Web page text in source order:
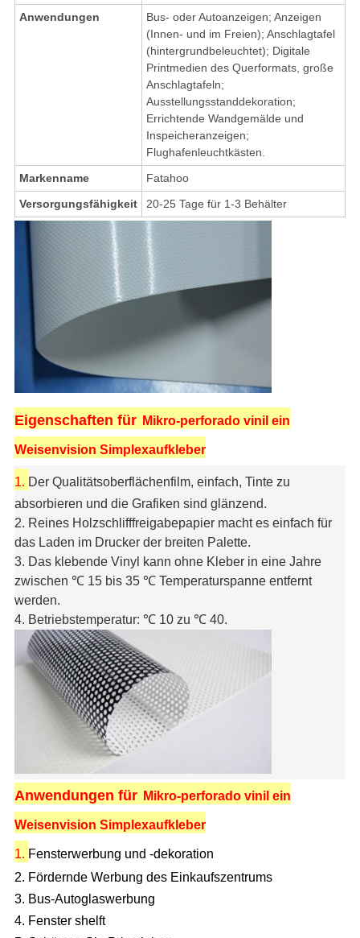
Anwendungen
Bus- oder Autoanzeigen; Anzeigen
(Innen- und im Freien); Anschlagtafel
(hintergrundbeleuchtet); Digitale
Printmedien des Querformats, große
Anschlagtafeln;
Ausstellungsstanddekoration;
Errichtende Wandgemälde und
Inspeicheranzeigen;
Flughafenleuchtkästen.
Markenname
Fatahoo
Versorgungsfähigkeit
20-25 Tage für 1-3 Behälter
Eigenschaften für Mikro-perforado vinil ein
Weisenvision Simplexaufkleber
1. Der Qualitätsoberflächenfilm, einfach, Tinte zu
absorbieren und die Grafiken sind glänzend.
2. Reines Holzschlifffreigabepapier macht es einfach für
das Laden im Drucker der breiten Palette.
3. Das klebende Vinyl kann ohne Kleber in eine Jahre
zwischen ℃ 15 bis 35 ℃ Temperaturspanne entfernt
werden.
4. Betriebstemperatur: ℃ 10 zu ℃ 40.
Anwendungen für Mikro-perforado vinil ein
Weisenvision Simplexaufkleber
1. Fensterwerbung und -dekoration
2. Fördernde Werbung des Einkaufszentrums
3. Bus-Autoglaswerbung
4. Fenster shelft